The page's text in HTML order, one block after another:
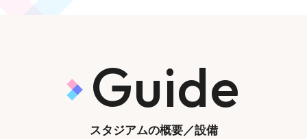
Guide
スタジアムの概要／設備